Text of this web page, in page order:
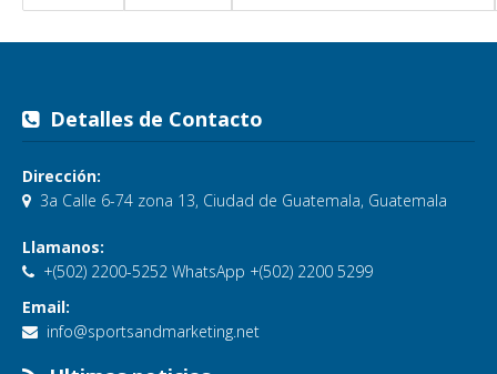
Detalles de Contacto
Dirección:
3a Calle 6-74 zona 13, Ciudad de Guatemala, Guatemala
Llamanos:
+(502) 2200-5252 WhatsApp +(502) 2200 5299
Email:
info@sportsandmarketing.net